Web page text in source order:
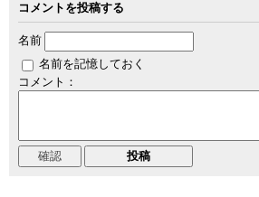
コメントを投稿する
名前
名前を記憶しておく
コメント：